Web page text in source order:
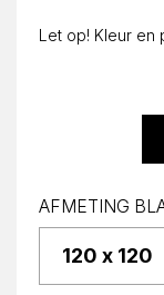
Let op! Kleur en
AFMETING